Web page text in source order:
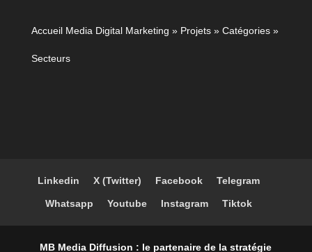
Accueil Media Digital Marketing » Projets» Catégories»
Secteurs
Linkedin X (Twitter) Facebook Telegram
Whatsapp Youtube Instagram Tiktok
MB Media Diffusion : le partenaire de la stratégie